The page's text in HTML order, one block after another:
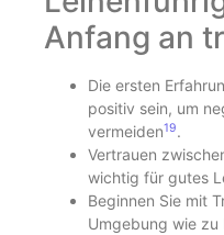
Anfang an
Die ersten
positiv sein, um
vermeiden19.
Vertrauen
wichtig für gutes
Beginnen Sie mit
Umgebung wie zu